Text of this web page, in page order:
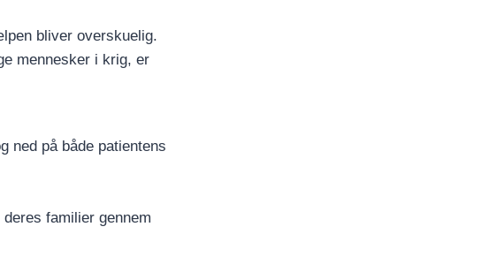
bliver overskuelig.
mennesker i krig, er
ned på både patientens
familier gennem